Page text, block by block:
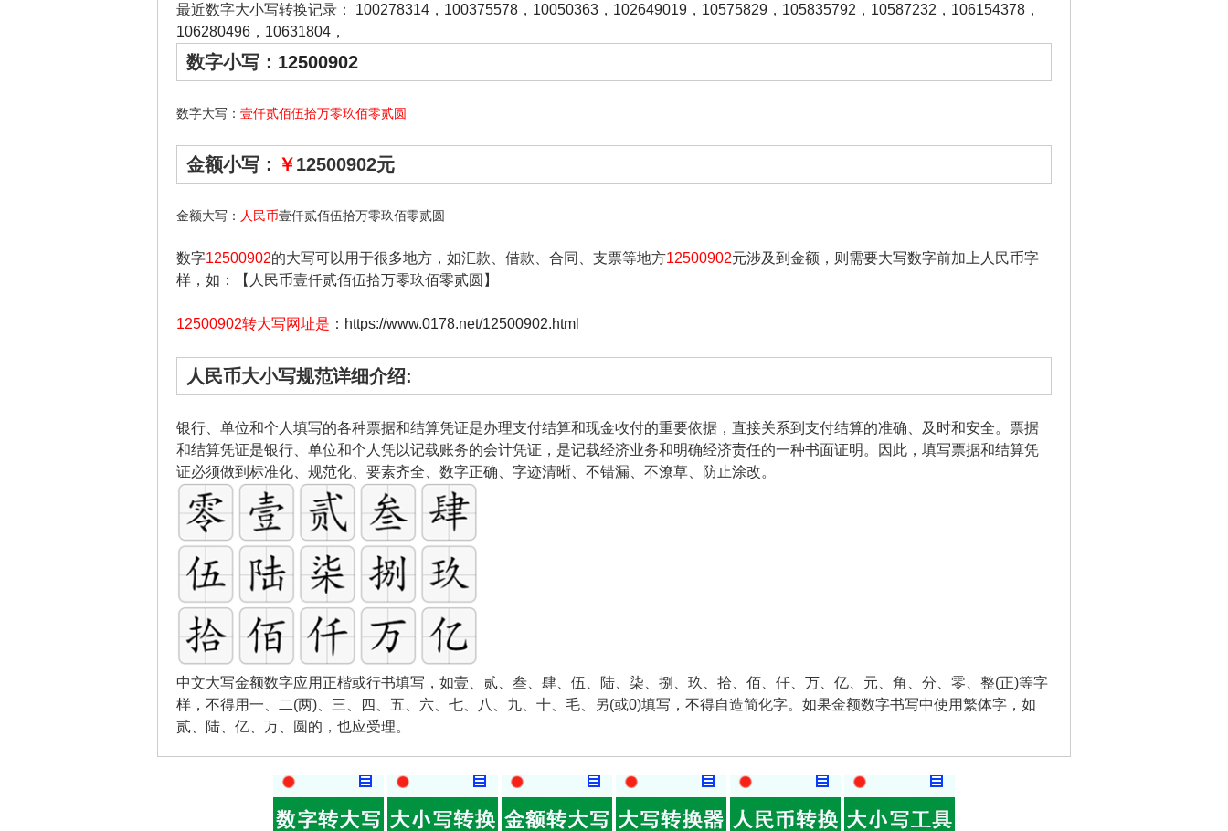
最近数字大小写转换记录： 100278314 ， 100375578 ， 10050363 ， 102649019 ， 10575829 ， 105835792 ， 10587232 ， 106154378 ，
106280496 ， 10631804 ，
数字小写： 12500902
数字大写： 壹仟贰佰伍拾万零玖佰零贰圆
金额小写： ￥12500902元
金额大写： 人民币壹仟贰佰伍拾万零玖佰零贰圆
数字12500902的大写可以用于很多地方，如汇款、借款、合同、支票等地方12500902元涉及到金额，则需要大写数字前加上人民币字
样，如：【人民币壹仟贰佰伍拾万零玖佰零贰圆】
12500902转大写网址是 ： https://www.0178.net/12500902.html
人民币大小写规范详细介绍:
银行、单位和个人填写的各种票据和结算凭证是办理支付结算和现金收付的重要依据，直接关系到支付结算的准确、及时和安全。票据
和结算凭证是银行、单位和个人凭以记载账务的会计凭证，是记载经济业务和明确经济责任的一种书面证明。因此，填写票据和结算凭
证必须做到标准化、规范化、要素齐全、数字正确、字迹清晰、不错漏、不潦草、防止涂改。
中文大写金额数字应用正楷或行书填写，如壹、贰、叁、肆、伍、陆、柒、捌、玖、拾、佰、仟、万、亿、元、角、分、零、整(正)等字
样，不得用一、二(两)、三、四、五、六、七、八、九、十、毛、另(或0)填写，不得自造简化字。如果金额数字书写中使用繁体字，如
贰、陆、亿、万、圆的，也应受理。